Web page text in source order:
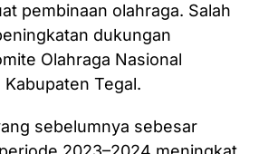
pembinaan olahraga. Salah
dukungan
Olahraga Nasional
Tegal.
sebelumnya sebesar